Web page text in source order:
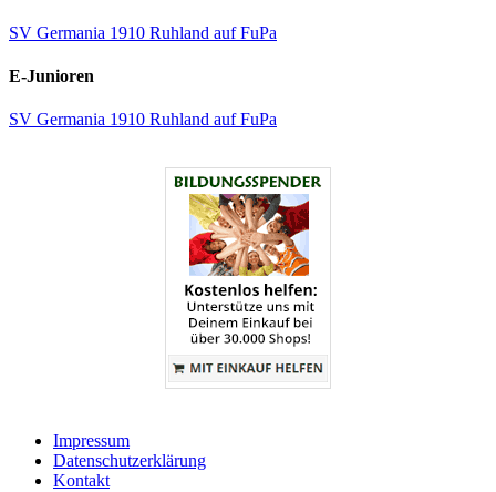
SV Germania 1910 Ruhland auf FuPa
E-Junioren
SV Germania 1910 Ruhland auf FuPa
Impressum
Datenschutzerklärung
Kontakt